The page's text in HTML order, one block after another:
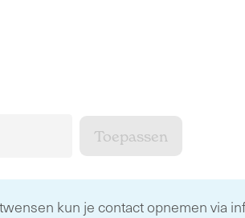
kun je contact opnemen via